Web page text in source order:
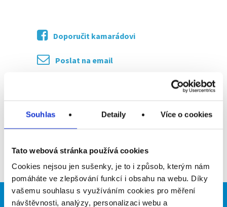
Souhlas Detaily Více o cookies
Tato webová stránka používá cookies
Cookies nejsou jen sušenky, je to i způsob, kterým nám
pomáháte ve zlepšování funkcí i obsahu na webu. Díky
vašemu souhlasu s využíváním cookies pro měření
návštěvnosti, analýzy, personalizaci webu a
Doporučit kamarádovi
Poslat na email
Zpět